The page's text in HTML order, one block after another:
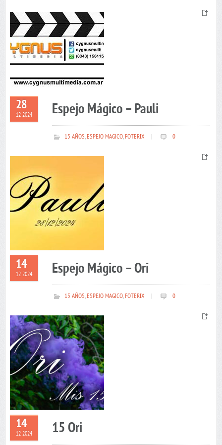
28
12 2024 Espejo Mágico – Pauli
15 AÑOS,ESPEJO MAGICO,FOTERIX 0
14
12 2024 Espejo Mágico – Ori
15 AÑOS,ESPEJO MAGICO,FOTERIX 0
14
12 2024 15 Ori